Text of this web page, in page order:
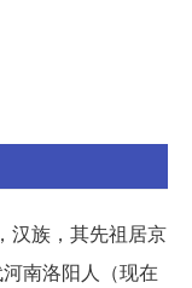
汉族，其先祖居京
南洛阳人（现在